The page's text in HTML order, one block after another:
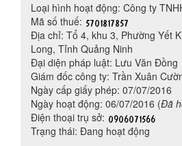
Loại hình hoạt động: Công ty
Mã số thuế:
Địa chỉ: Tổ 4, khu 3, Phường Yết
Long, Tỉnh Quảng Ninh
Đại diện pháp luật: Lưu Văn Đồng
Giám đốc công ty: Trần Xuân
Ngày cấp giấy phép: 07/07/2016
Ngày hoạt động: 06/07/2016 (Đã
Điện thoại trụ sở:
Trạng thái: Đang hoạt động